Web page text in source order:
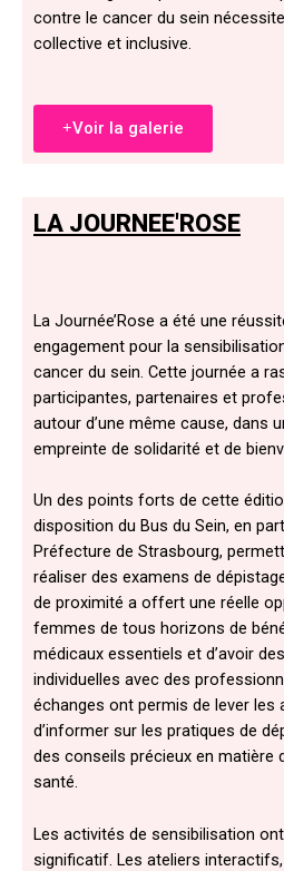
contre le cancer du sein
collective et inclusive.
Voir la galerie
LA JOURNEE'ROSE
La Journée’Rose a été une
engagement pour la
cancer du sein. Cette journée a
participantes, partenaires et
autour d’une même cause, dans
empreinte de solidarité et de
Un des points forts de cette
disposition du Bus du Sein, en
Préfecture de Strasbourg,
réaliser des examens de
de proximité a offert une réelle
femmes de tous horizons de
médicaux essentiels et d’avoir
individuelles avec des
échanges ont permis de lever les
d’informer sur les pratiques de
des conseils précieux en matière
santé.
Les activités de sensibilisation
significatif. Les ateliers